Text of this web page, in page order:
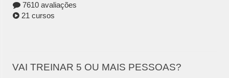
7610 avaliações
21 cursos
VAI TREINAR 5 OU MAIS PESSOAS?